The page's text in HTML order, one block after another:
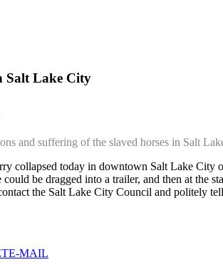
Salt Lake City
and suffering of the slaved horses in Salt
collapsed today in downtown Salt Lake
could be dragged into a trailer, and then at
the Salt Lake City Council and politely
E-MAIL